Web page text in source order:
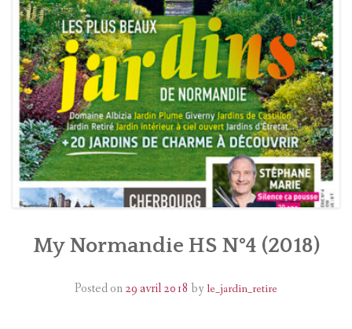
CALENDRIER
PRESSE
My Normandie HS N°4 (2018)
Posted on29 avril 2018 by le_jardin_retire